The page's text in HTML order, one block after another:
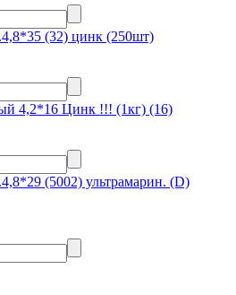
(32) цинк (250шт)
4,2*16 Цинк !!! (1кг) (16)
(5002) ультрамарин. (D)